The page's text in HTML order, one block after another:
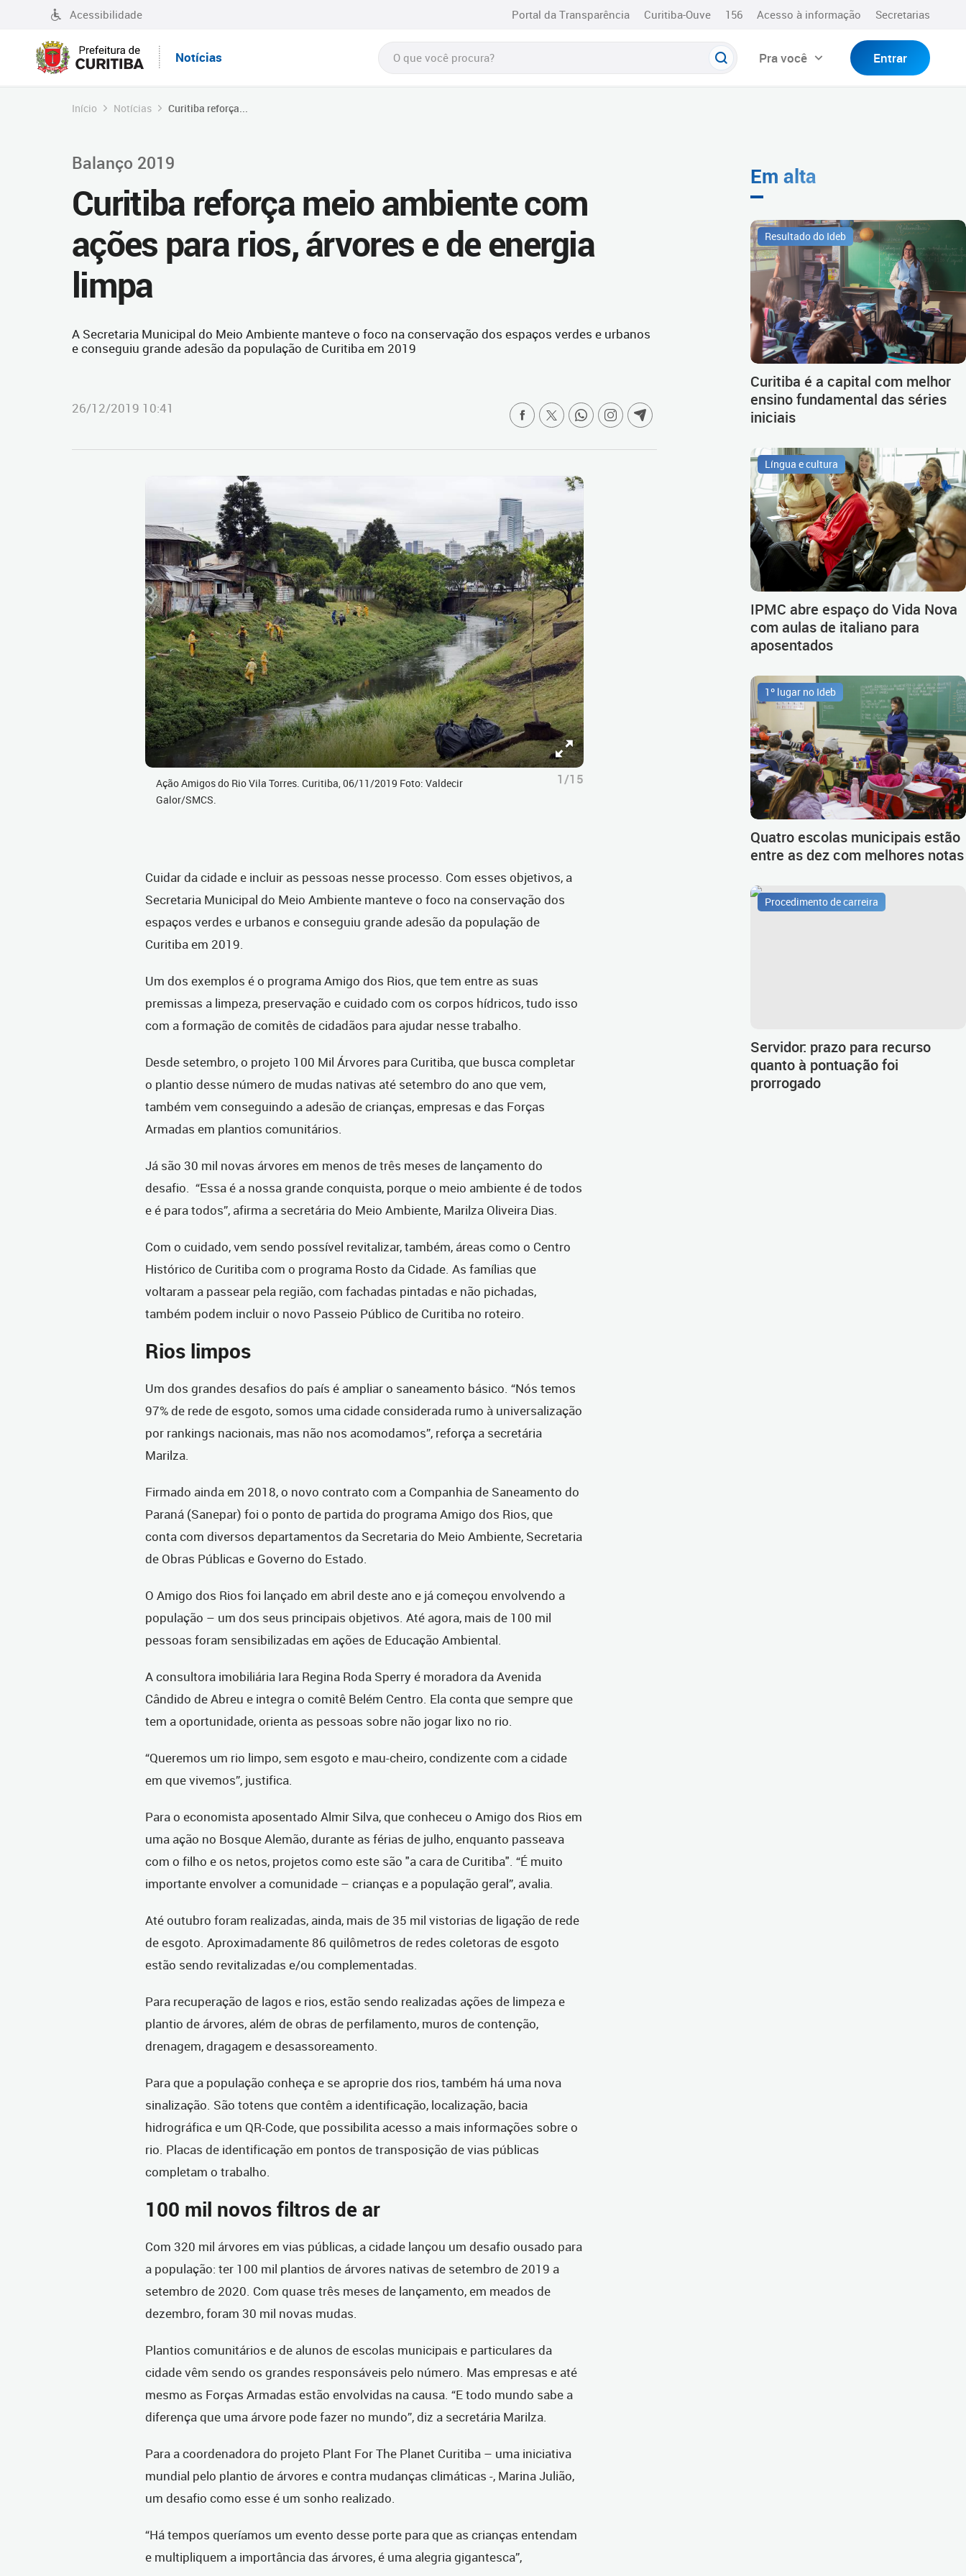
Acessibilidade Portal da Transparência Curitiba-Ouve 156 Acesso à informação Secretarias
Notícias Pra você Entrar
Início Notícias Curitiba reforça...
Balanço 2019
Curitiba reforça meio ambiente com
ações para rios, árvores e de energia
limpa
A Secretaria Municipal do Meio Ambiente manteve o foco na conservação dos espaços verdes e urbanos
e conseguiu grande adesão da população de Curitiba em 2019
26/12/2019 10:41
Ação Amigos do Rio Vila Torres. Curitiba, 06/11/2019 Foto: Valdecir
Galor/SMCS.
1/15
Cuidar da cidade e incluir as pessoas nesse processo. Com esses objetivos, a
Secretaria Municipal do Meio Ambiente manteve o foco na conservação dos
espaços verdes e urbanos e conseguiu grande adesão da população de
Curitiba em 2019.
Um dos exemplos é o programa Amigo dos Rios, que tem entre as suas
premissas a limpeza, preservação e cuidado com os corpos hídricos, tudo isso
com a formação de comitês de cidadãos para ajudar nesse trabalho.
Desde setembro, o projeto 100 Mil Árvores para Curitiba, que busca completar
o plantio desse número de mudas nativas até setembro do ano que vem,
também vem conseguindo a adesão de crianças, empresas e das Forças
Armadas em plantios comunitários.
Já são 30 mil novas árvores em menos de três meses de lançamento do
desafio. “Essa é a nossa grande conquista, porque o meio ambiente é de todos
e é para todos”, afirma a secretária do Meio Ambiente, Marilza Oliveira Dias.
Com o cuidado, vem sendo possível revitalizar, também, áreas como o Centro
Histórico de Curitiba com o programa Rosto da Cidade. As famílias que
voltaram a passear pela região, com fachadas pintadas e não pichadas,
também podem incluir o novo Passeio Público de Curitiba no roteiro.
Rios limpos
Um dos grandes desafios do país é ampliar o saneamento básico. “Nós temos
97% de rede de esgoto, somos uma cidade considerada rumo à universalização
por rankings nacionais, mas não nos acomodamos”, reforça a secretária
Marilza.
Firmado ainda em 2018, o novo contrato com a Companhia de Saneamento do
Paraná (Sanepar) foi o ponto de partida do programa Amigo dos Rios, que
conta com diversos departamentos da Secretaria do Meio Ambiente, Secretaria
de Obras Públicas e Governo do Estado.
O Amigo dos Rios foi lançado em abril deste ano e já começou envolvendo a
população – um dos seus principais objetivos. Até agora, mais de 100 mil
pessoas foram sensibilizadas em ações de Educação Ambiental.
A consultora imobiliária Iara Regina Roda Sperry é moradora da Avenida
Cândido de Abreu e integra o comitê Belém Centro. Ela conta que sempre que
tem a oportunidade, orienta as pessoas sobre não jogar lixo no rio.
“Queremos um rio limpo, sem esgoto e mau-cheiro, condizente com a cidade
em que vivemos”, justifica.
Para o economista aposentado Almir Silva, que conheceu o Amigo dos Rios em
uma ação no Bosque Alemão, durante as férias de julho, enquanto passeava
com o filho e os netos, projetos como este são "a cara de Curitiba". “É muito
importante envolver a comunidade – crianças e a população geral”, avalia.
Até outubro foram realizadas, ainda, mais de 35 mil vistorias de ligação de rede
de esgoto. Aproximadamente 86 quilômetros de redes coletoras de esgoto
estão sendo revitalizadas e/ou complementadas.
Para recuperação de lagos e rios, estão sendo realizadas ações de limpeza e
plantio de árvores, além de obras de perfilamento, muros de contenção,
drenagem, dragagem e desassoreamento.
Para que a população conheça e se aproprie dos rios, também há uma nova
sinalização. São totens que contêm a identificação, localização, bacia
hidrográfica e um QR-Code, que possibilita acesso a mais informações sobre o
rio. Placas de identificação em pontos de transposição de vias públicas
completam o trabalho.
100 mil novos filtros de ar
Com 320 mil árvores em vias públicas, a cidade lançou um desafio ousado para
a população: ter 100 mil plantios de árvores nativas de setembro de 2019 a
setembro de 2020. Com quase três meses de lançamento, em meados de
dezembro, foram 30 mil novas mudas.
Plantios comunitários e de alunos de escolas municipais e particulares da
cidade vêm sendo os grandes responsáveis pelo número. Mas empresas e até
mesmo as Forças Armadas estão envolvidas na causa. “E todo mundo sabe a
diferença que uma árvore pode fazer no mundo”, diz a secretária Marilza.
Para a coordenadora do projeto Plant For The Planet Curitiba – uma iniciativa
mundial pelo plantio de árvores e contra mudanças climáticas -, Marina Julião,
um desafio como esse é um sonho realizado.
“Há tempos queríamos um evento desse porte para que as crianças entendam
e multipliquem a importância das árvores, é uma alegria gigantesca”,
Em alta
Resultado do Ideb
Curitiba é a capital com melhor
ensino fundamental das séries
iniciais
Língua e cultura
IPMC abre espaço do Vida Nova
com aulas de italiano para
aposentados
1º lugar no Ideb
Quatro escolas municipais estão
entre as dez com melhores notas
Procedimento de carreira
Servidor: prazo para recurso
quanto à pontuação foi
prorrogado